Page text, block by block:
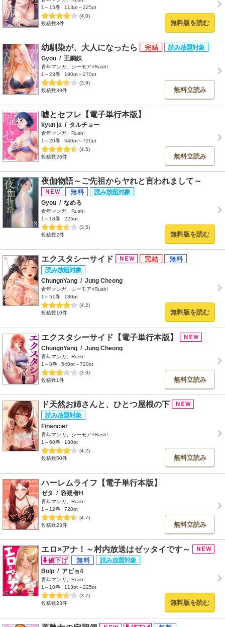
1～15巻
113pt～225pt
(4.0)
投稿数3件
無料版を読む
幼馴染が、大人になったら
Gyou / 王鋼鉄
青年マンガ、シーモア×Rush!
1～23巻
180pt～270pt
(3.9)
投稿数39件
無料立読み
嘘とセフレ【電子単行本版】
kyun ja / タルチョー
青年マンガ、Rush!
1～20巻
540pt～720pt
(4.5)
投稿数26件
無料立読み
夜伽物語～ご先祖からヤれと言われまして～
Gyou / なめる
青年マンガ、Rush!
1～18巻
225pt
(3.5)
投稿数2件
無料版を読む
エクスタシーサイド
ChungnYang / Jung Cheong
青年マンガ、シーモア×Rush!
1～51巻
180pt
(4.2)
投稿数10件
無料版を読む
エクスタシーサイド【電子単行本版】
ChungnYang / Jung Cheong
青年マンガ、Rush!
1～8巻
540pt～720pt
(3.0)
投稿数1件
無料立読み
ド天然お姉さんと、ひとつ屋根の下
Financier
青年マンガ、シーモア×Rush!
1～60巻
180pt
(4.2)
投稿数50件
無料立読み
ハーレムライフ【電子単行本版】
ゼタ / 容疑者H
青年マンガ、Rush!
1～12巻
720pt
(4.7)
投稿数23件
無料立読み
エロ×アナ！～村内放送はゼッタイです～
Bolp / アビョ4
青年マンガ、Rush!
1～10巻
113pt～225pt
(3.7)
投稿数23件
無料版を読む